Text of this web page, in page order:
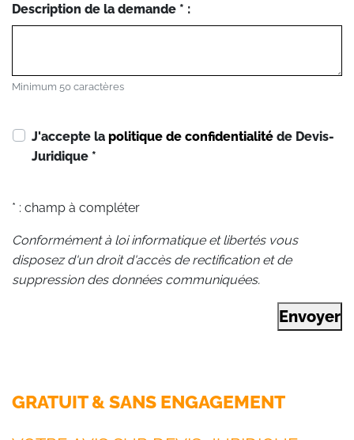
Description de la demande * :
Minimum 50 caractères
J'accepte la politique de confidentialité de Devis-
Juridique *
* : champ à compléter
Conformément à loi informatique et libertés vous
disposez d'un droit d'accès de rectification et de
suppression des données communiquées.
Envoyer
GRATUIT & SANS ENGAGEMENT